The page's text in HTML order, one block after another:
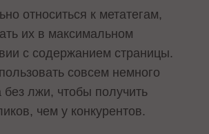
относиться к метатегам,
их в максимальном
с содержанием страницы.
совсем немного
без лжи, чтобы получить
чем у конкурентов.